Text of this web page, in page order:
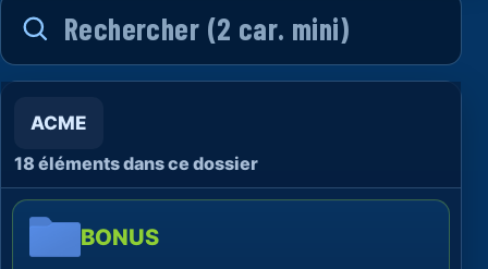
ACME
18 éléments dans ce dossier
BONUS